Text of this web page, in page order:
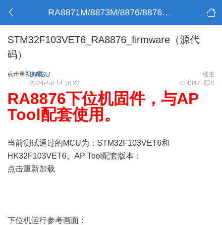
RA8871M/8873M/8876/8876M/8877/RA6807
STM32F103VET6_RA8876_firmware（源代
码）
点击重新加载 楼主
BWSU
4347 0
2024-4-8 14:18:27
RA8876下位机固件，与AP
Tool配套使用。
当前测试通过的MCU为：STM32F103VET6和
HK32F103VET6。AP Tool配套版本：
点击重新加载
下位机运行参考画面：